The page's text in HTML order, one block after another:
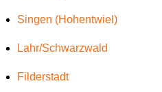
Singen (Hohentwiel)
Lahr/Schwarzwald
Filderstadt